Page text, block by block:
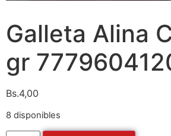
Galleta Alina
gr
Bs.4,00
8 disponibles